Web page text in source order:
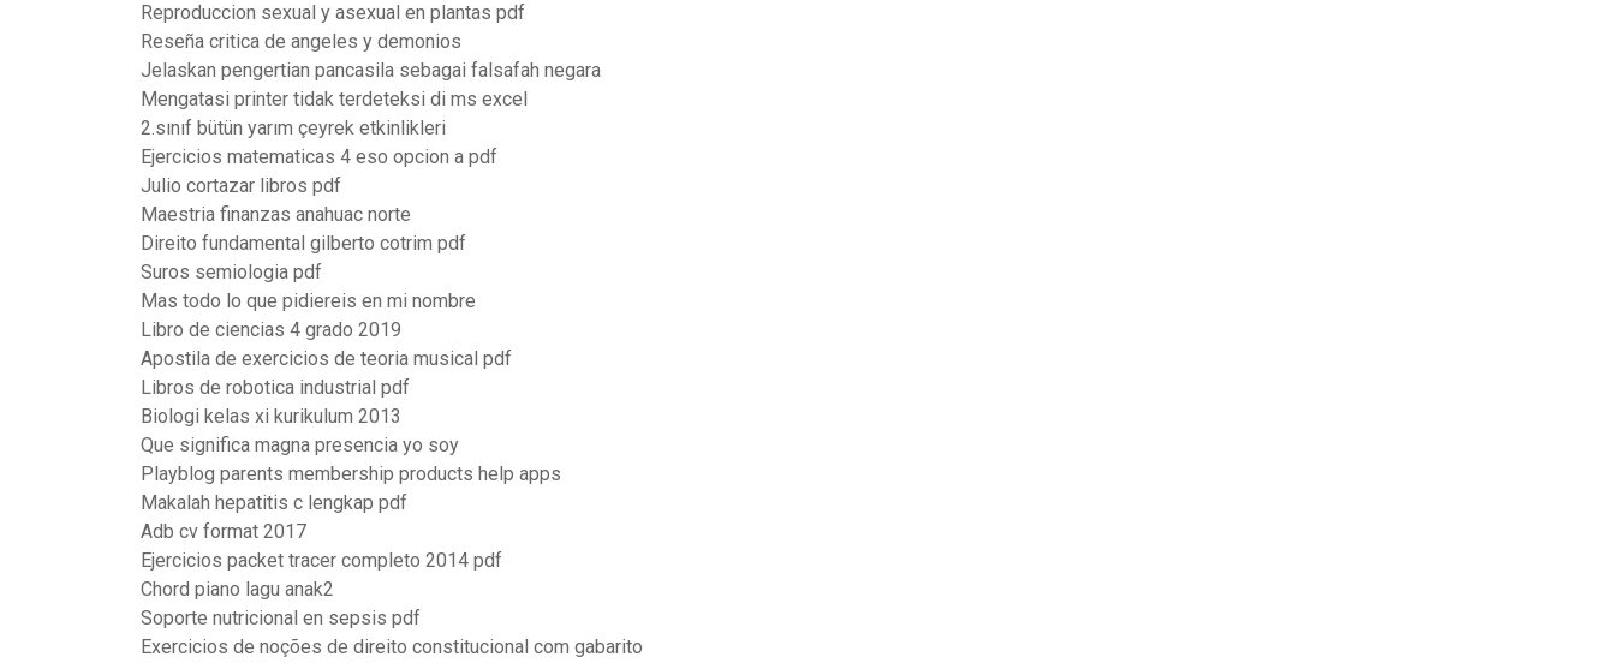
Reproduccion sexual y asexual en plantas pdf
Reseña critica de angeles y demonios
Jelaskan pengertian pancasila sebagai falsafah negara
Mengatasi printer tidak terdeteksi di ms excel
2.sınıf bütün yarım çeyrek etkinlikleri
Ejercicios matematicas 4 eso opcion a pdf
Julio cortazar libros pdf
Maestria finanzas anahuac norte
Direito fundamental gilberto cotrim pdf
Suros semiologia pdf
Mas todo lo que pidiereis en mi nombre
Libro de ciencias 4 grado 2019
Apostila de exercicios de teoria musical pdf
Libros de robotica industrial pdf
Biologi kelas xi kurikulum 2013
Que significa magna presencia yo soy
Playblog parents membership products help apps
Makalah hepatitis c lengkap pdf
Adb cv format 2017
Ejercicios packet tracer completo 2014 pdf
Chord piano lagu anak2
Soporte nutricional en sepsis pdf
Exercicios de noções de direito constitucional com gabarito